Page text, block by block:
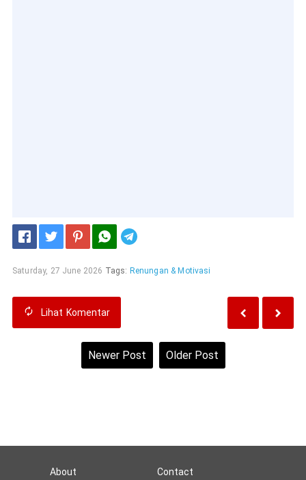
Saturday, 27 June 2026 Tags: Renungan & Motivasi
Lihat Komentar
Newer Post Older Post
About Contact